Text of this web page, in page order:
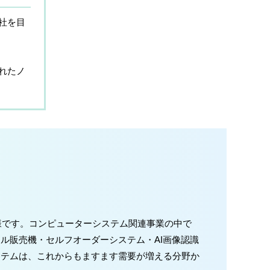
を目
たノ
す。コンピューターシステム関連事業の中で
販売機・セルフオーダーシステム・AI画像認識
ムは、これからもますます需要が増える分野か